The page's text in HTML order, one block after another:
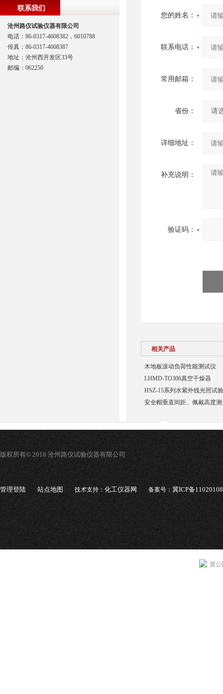
您的姓名：
联系电话：
常用邮箱：
省份：
详细地址：
补充说明：
验证码：
相关产品
木地板滚动负荷性能测试仪
LHMD-TO306真空干燥器
HSZ-15系列水紫外线光照试
安全帽垂直间距、佩戴高度
联系我们
沧州路仪试验仪器有限公司
电话：86-0317-4608382，6010788
传真：86-0317-4608387
地址：沧州西开发区33号
邮编：062250
版权所有© 2018 沧州路仪试验仪器有限公司
管理登陆 站点地图 技术支持：化工仪器网 备案号：冀ICP备
冀公